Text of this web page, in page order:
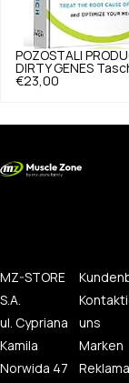
POZOSTALI
DIRTY GENES
€23,00
MZ-STORE
S.A.
ul. Cypriana
Kamila
Norwida 47
uns
Marken